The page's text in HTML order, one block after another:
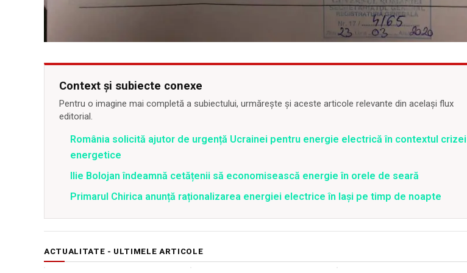
Context și subiecte conexe
Pentru o imagine mai completă a subiectului, urmărește și aceste articole relevante din același flux
editorial.
România solicită ajutor de urgență Ucrainei pentru energie electrică în contextul crizei
energetice
Ilie Bolojan îndeamnă cetățenii să economisească energie în orele de seară
Primarul Chirica anunță raționalizarea energiei electrice în Iași pe timp de noapte
ACTUALITATE - ULTIMELE ARTICOLE